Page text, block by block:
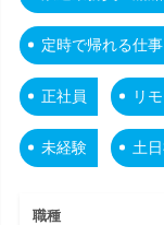
定時で帰れる仕事
正社員 リ
未経験 土
職種